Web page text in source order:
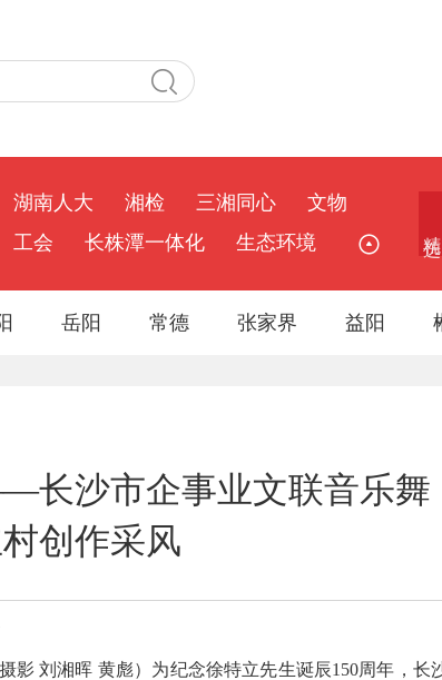
湖南人大 湘检 三湘同心
文物
工会
长株潭一体化 生态环境
岳阳 常德 张家界 益阳
长沙市企事业文联音乐舞
创作采风
影 刘湘晖 黄彪）为纪念徐特立先生诞辰150周年，长